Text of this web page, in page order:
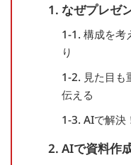
1. なぜプレゼ
1-1. 構成を考
り
1-2. 見た目も
伝える
1-3. AIで解決
2. AIで資料作